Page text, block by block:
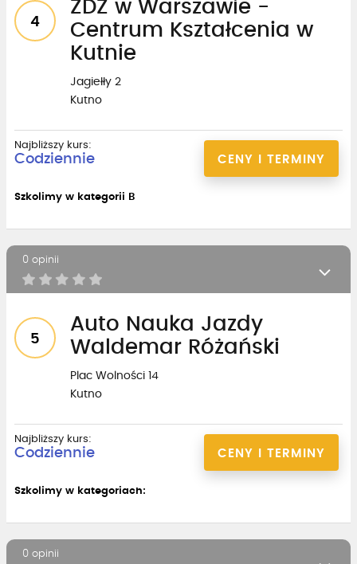
4
ZDZ w Warszawie -
Centrum Kształcenia w
Kutnie
Jagiełły 2
Kutno
CENY I TERMINY
Najbliższy kurs:
Codziennie
Szkolimy w kategorii B
0 opinii
5
Auto Nauka Jazdy
Waldemar Różański
Plac Wolności 14
Kutno
CENY I TERMINY
Najbliższy kurs:
Codziennie
Szkolimy w kategoriach:
0 opinii